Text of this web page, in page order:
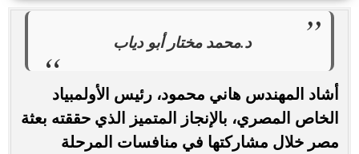
د.محمدمختار أبو دياب
أشاد المهندس هاني محمود، رئيس الأولمبياد
الخاص المصري، بالإنجاز المتميز الذي حققته بعثة
مصر خلال مشاركتها في منافسات المرحلة